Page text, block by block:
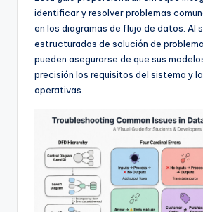
&
S
o
identificar y resolver problemas
en los diagramas de flujo de datos. Al
estructurados de solución de
pueden asegurarse de que sus
precisión los requisitos del sistema y
operativas.